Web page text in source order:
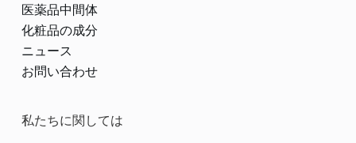
医薬品中間体
化粧品の成分
ニュース
お問い合わせ
私たちに関しては